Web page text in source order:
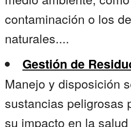
contaminación o los
naturales....
Gestión de
Manejo y disposición
sustancias peligrosas
su impacto en la